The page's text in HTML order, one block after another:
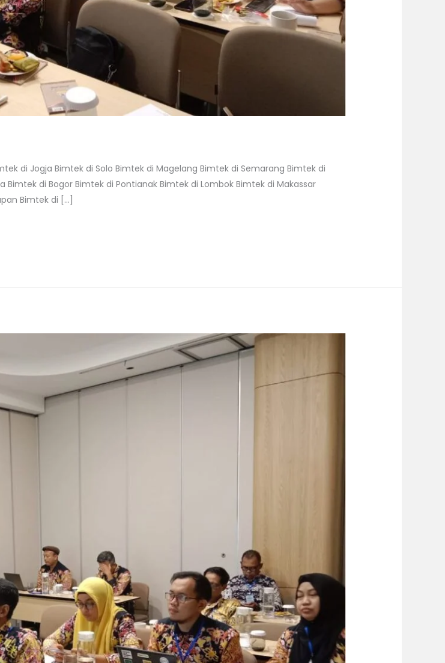
di Jogja Bimtek di Solo Bimtek di Magelang Bimtek di Semarang Bimtek di
di Bogor Bimtek di Pontianak Bimtek di Lombok Bimtek di Makassar
Bimtek di […]